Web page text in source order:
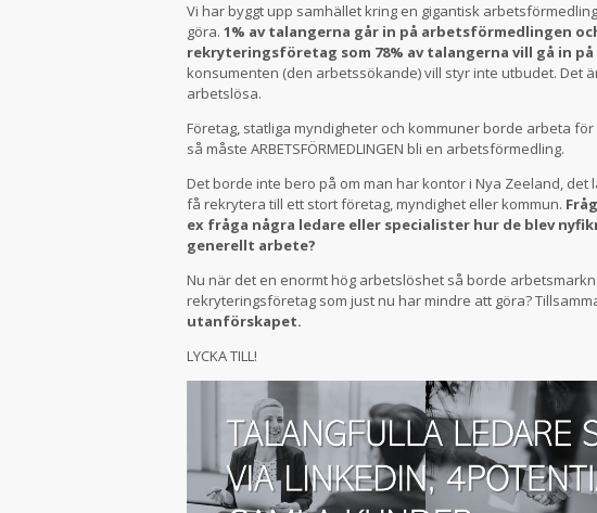
Vi har byggt upp samhället kring en gigantisk
göra. 1% av talangerna går in på arbetsförmedlingen
rekryteringsföretag som 78% av talangerna vill gå in
konsumenten (den arbetssökande) vill styr inte utbudet. Det
arbetslösa.
Företag, statliga myndigheter och kommuner borde arbeta
så måste ARBETSFÖRMEDLINGEN bli en arbetsförmedling.
Det borde inte bero på om man har kontor i Nya Zeeland,
få rekrytera till ett stort företag, myndighet eller kommun.
ex fråga några ledare eller specialister hur de blev
generellt arbete?
Nu när det en enormt hög arbetslöshet så borde
rekryteringsföretag som just nu har mindre att göra?
utanförskapet.
LYCKA TILL!